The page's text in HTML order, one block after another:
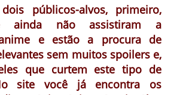
públicos-alvos, primeiro,
ainda não assistiram a
e estão a procura de
sem muitos spoilers e,
que curtem este tipo de
site você já encontra os